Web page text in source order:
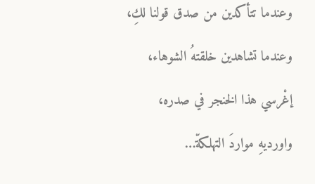
وعندما تتأكدين من صدق قولنا لكِ،
وعندما تشاهدين خلقتهُ الشوهاء،
إغْرسي هذا الخنجر في صدره،
واورديهِ مواردَ التهلكةّ…